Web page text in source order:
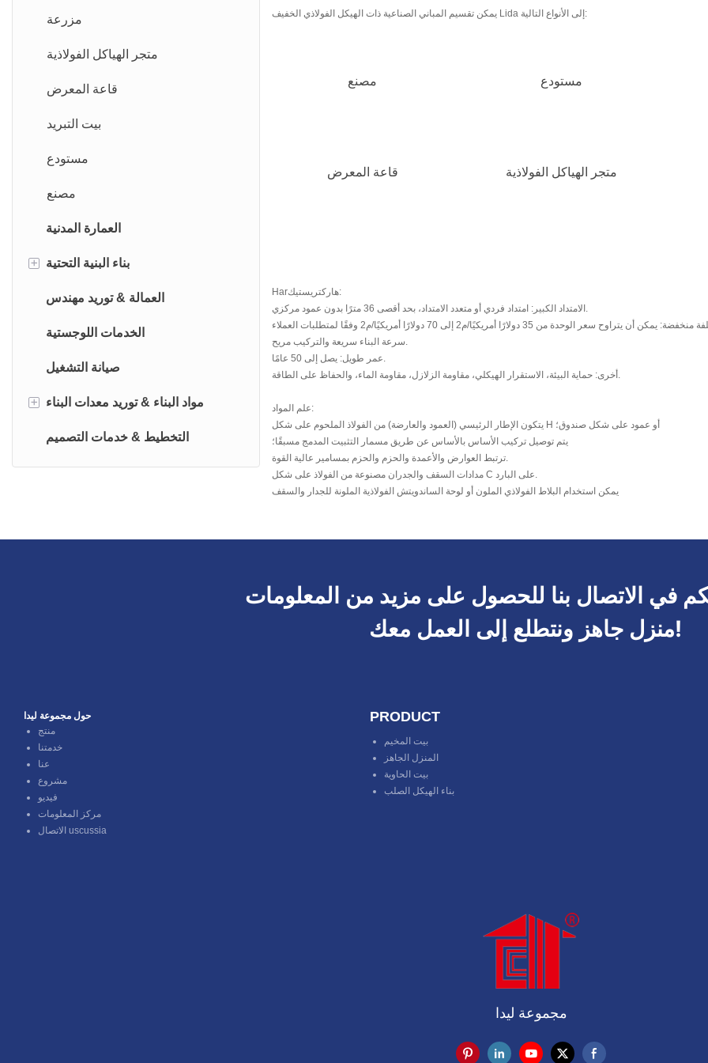
غرفة الترفيه
مستودع المخيم
غرفة الغسيل
إدارة المخيم والمكتب في الموقع
المستوصف
مبنى مطعم المطبخ
إقامة
مزرعة
متجر الهياكل الفولاذية
قاعة المعرض
بيت التبريد
مستودع
مصنع
العمارة المدنية
+ بناء البنية التحتية
أعمال الأساس
ثلاثة لوازم وتسوية واحدة
العمالة & توريد مهندس
الخدمات اللوجستية
صيانة التشغيل
+ مواد البناء & توريد معدات البناء
سور
لوح مركب
فيلا فولاذية خفيفة
التخطيط & خدمات التصميم
يمكن تقسيم المباني الصناعية ذات الهيكل الفولاذي الخفيف Lida إلى الأنواع التالية:
مصنع مستودع
قاعة المعرض متجر الهياكل الفولاذية
Harهاركتريستيك:
الامتداد الكبير: امتداد فردي أو متعدد الامتداد، بحد أقصى 36 مترًا بدون عمود مركزي.
أخرى: حماية البيئة، الاستقرار الهيكلي، مقاومة الزلازل، مقاومة الماء، والحفاظ على الطاقة.
علم المواد:
يتكون الإطار الرئيسي (العمود والعارضة) من الفولاذ الملحوم على شكل H أو عمود على شكل صندوق؛
يتم توصيل تركيب الأساس بالأساس عن طريق مسمار التثبيت المدمج مسبقًا؛
ترتبط العوارض والأعمدة والحزم والحزم بمسامير عالية القوة.
يمكن استخدام البلاط الفولاذي الملون أو لوحة الساندويتش الفولاذية الملونة للجدار والسقف
في الاتصال بنا للحصول على مزيد من المعلومات
منزل جاهز ونتطلع إلى العمل معك!
حول مجموعة ليدا
منتج
خدمتنا
عنا
فيديو
مركز المعلومات
الاتصال uscussia
PRODUCT
بيت المخيم
المنزل الجاهز
بيت الحاوية
بناء الهيكل الصلب
مجموعة ليدا